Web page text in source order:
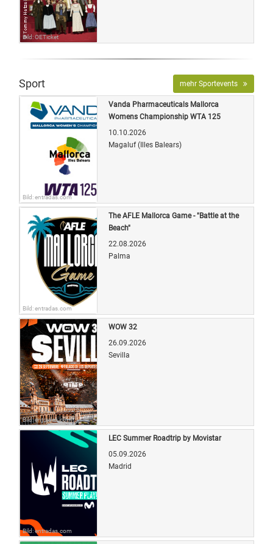
Bild: OETicket
Sport mehr Sportevents
Bild: entradas.com
Vanda Pharmaceuticals Mallorca
Womens Championship WTA 125
10.10.2026
Magaluf (Illes Balears)
Bild: entradas.com
The AFLE Mallorca Game - "Battle at the
Beach"
22.08.2026
Palma
Bild: entradas.com
WOW 32
26.09.2026
Sevilla
Bild: entradas.com
LEC Summer Roadtrip by Movistar
05.09.2026
Madrid